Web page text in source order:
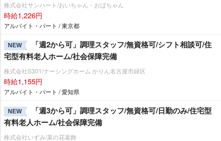
株式会社サンハート/おいちゃん・おばちゃん
時給1,226円
アルバイト・パート / 東京都
NEW
「週2から可」調理スタッフ/無資格可/シフト相談可/住
宅型有料老人ホーム/社会保障完備
株式会社S301/ナーシングホーム かりん名古屋市緑区
時給1,155円
アルバイト・パート / 愛知県
NEW
「週3から可」調理スタッフ/無資格可/日勤のみ/住宅型
有料老人ホーム/社会保障完備
株式会社いずみ/菜の花葛飾